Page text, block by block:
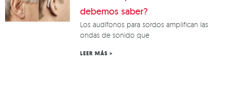
debemos saber?
Los audífonos para sordos amplifican las
ondas de sonido que
LEER MÁS >